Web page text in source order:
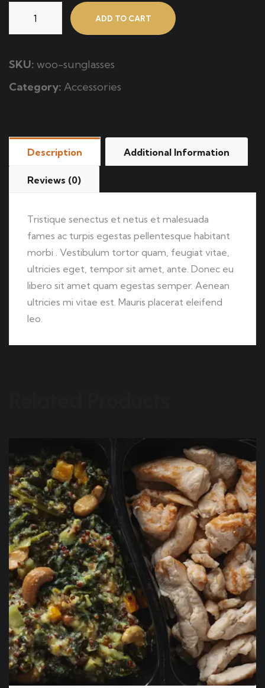
ADD TO CART
SKU: woo-sunglasses
Category: Accessories
Description Additional Information
Reviews (0)
Tristique senectus et netus et malesuada
fames ac turpis egestas pellentesque habitant
morbi . Vestibulum tortor quam, feugiat vitae,
ultricies eget, tempor sit amet, ante. Donec eu
libero sit amet quam egestas semper. Aenean
ultricies mi vitae est. Mauris placerat eleifend
leo.